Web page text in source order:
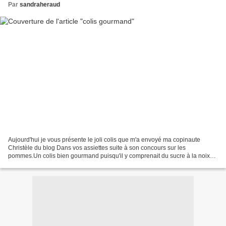
Par sandraheraud
Aujourd'hui je vous présente le joli colis que m'a envoyé ma copinaute
Christèle du blog Dans vos assiettes suite à son concours sur les
pommes.Un colis bien gourmand puisqu'il y comprenait du sucre à la noix